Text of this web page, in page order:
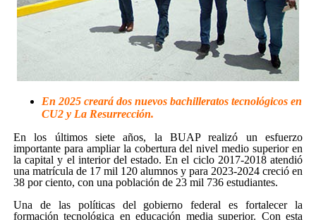
En 2025 creará dos nuevos bachilleratos tecnológicos en
CU2 y La Resurrección.
En los últimos siete años, la BUAP realizó un esfuerzo
importante para ampliar la cobertura del nivel medio superior en
la capital y el interior del estado. En el ciclo 2017-2018 atendió
una matrícula de 17 mil 120 alumnos y para 2023-2024 creció en
38 por ciento, con una población de 23 mil 736 estudiantes.
Una de las políticas del gobierno federal es fortalecer la
formación tecnológica en educación media superior. Con esta